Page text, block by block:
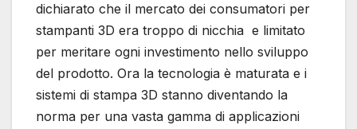
dichiarato che il mercato dei consumatori per
stampanti 3D era troppo di nicchia e limitato
per meritare ogni investimento nello sviluppo
del prodotto. Ora la tecnologia è maturata e i
sistemi di stampa 3D stanno diventando la
norma per una vasta gamma di applicazioni